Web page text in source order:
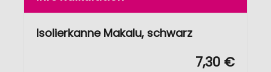
Isolierkanne Makalu, schwarz
7,30 €